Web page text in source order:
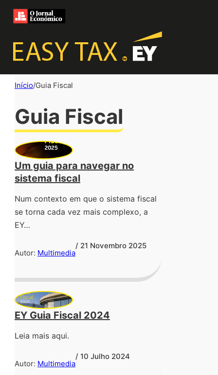
Início/Guia Fiscal
Guia Fiscal
Um guia para navegar no
sistema fiscal
Num contexto em que o sistema fiscal
se torna cada vez mais complexo, a
EY…
Autor: Multimedia
/ 21 Novembro 2025
EY Guia Fiscal 2024
Leia mais aqui.
Autor: Multimedia
/ 10 Julho 2024